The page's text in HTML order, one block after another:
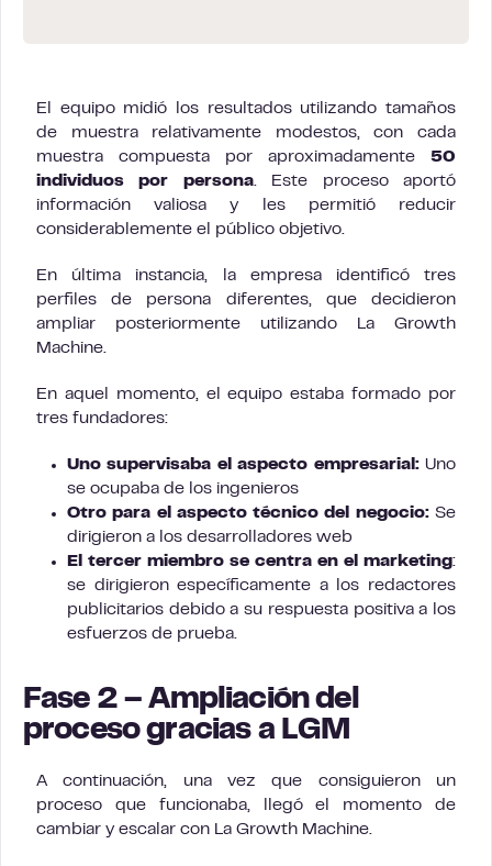
El equipo midió los resultados utilizando tamaños
de muestra relativamente modestos, con cada
muestra compuesta por aproximadamente 50
individuos por persona. Este proceso aportó
información valiosa y les permitió reducir
considerablemente el público objetivo.
En última instancia, la empresa identificó tres
perfiles de persona diferentes, que decidieron
ampliar posteriormente utilizando La Growth
Machine.
En aquel momento, el equipo estaba formado por
tres fundadores:
Uno supervisaba el aspecto empresarial:Uno
se ocupaba de los ingenieros
Otro para el aspecto técnico del negocio:Se
dirigieron a los desarrolladores web
El tercer miembro se centra en el marketing:
se dirigieron específicamente a los redactores
publicitarios debido a su respuesta positiva a los
esfuerzos de prueba.
Fase 2 – Ampliación del
proceso gracias a LGM
A continuación, una vez que consiguieron un
proceso que funcionaba, llegó el momento de
cambiar y escalar con La Growth Machine.